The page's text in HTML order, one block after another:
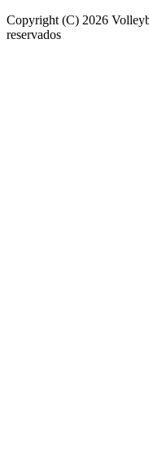
Copyright (C) 2026
reservados